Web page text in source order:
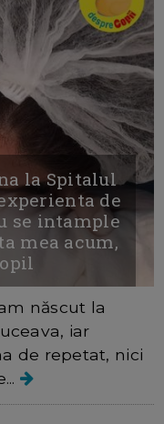
la Spitalul
de
se intample
mea acum,
născut la
iar
de repetat, nici